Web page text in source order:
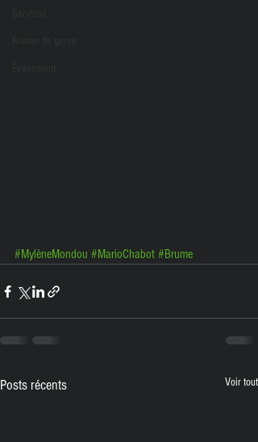
#MylèneMondou #MarioChabot #Brume
Posts récents Voir tout